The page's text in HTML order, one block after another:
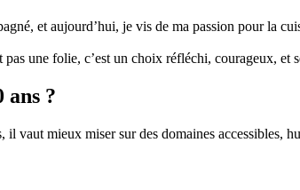
et aujourd’hui, je vis de ma passion pour la
pas une folie, c’est un choix réfléchi, courageux, et
ans ?
vaut mieux miser sur des domaines accessibles,